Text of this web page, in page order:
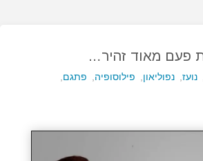
פעם מאוד זהיר…
נועז נפוליאון פילוסופיה פתגם